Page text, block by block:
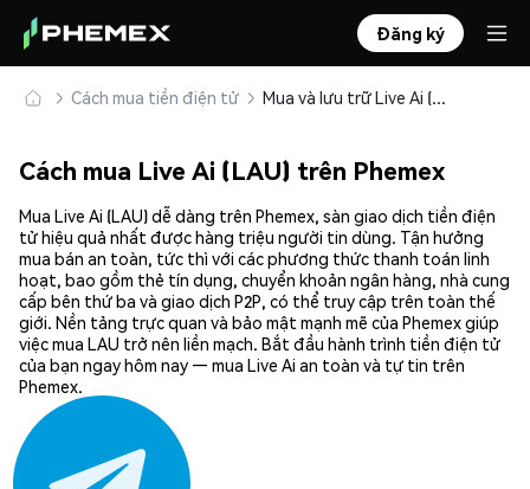
Đăng ký
Cách mua tiền điện tử Mua và lưu trữ Live Ai (LAU) an toàn
Cách mua Live Ai (LAU) trên Phemex
Mua Live Ai (LAU) dễ dàng trên Phemex, sàn giao dịch tiền điện
tử hiệu quả nhất được hàng triệu người tin dùng. Tận hưởng
mua bán an toàn, tức thì với các phương thức thanh toán linh
hoạt, bao gồm thẻ tín dụng, chuyển khoản ngân hàng, nhà cung
cấp bên thứ ba và giao dịch P2P, có thể truy cập trên toàn thế
giới. Nền tảng trực quan và bảo mật mạnh mẽ của Phemex giúp
việc mua LAU trở nên liền mạch. Bắt đầu hành trình tiền điện tử
của bạn ngay hôm nay — mua Live Ai an toàn và tự tin trên
Phemex.